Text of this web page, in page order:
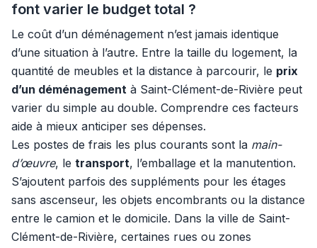
font varier le budget total ?
Le coût d’un déménagement n’est jamais identique
d’une situation à l’autre. Entre la taille du logement, la
quantité de meubles et la distance à parcourir, le prix
d’un déménagement à Saint-Clément-de-Rivière peut
varier du simple au double. Comprendre ces facteurs
aide à mieux anticiper ses dépenses.
Les postes de frais les plus courants sont la main-
d’œuvre, le transport, l’emballage et la manutention.
S’ajoutent parfois des suppléments pour les étages
sans ascenseur, les objets encombrants ou la distance
entre le camion et le domicile. Dans la ville de Saint-
Clément-de-Rivière, certaines rues ou zones